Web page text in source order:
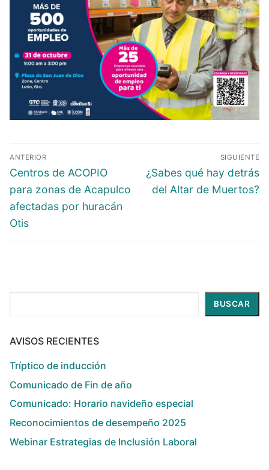
ANTERIOR
Centros de ACOPIO
para zonas de Acapulco
afectadas por huracán
Otis
SIGUIENTE
¿Sabes qué hay detrás
del Altar de Muertos?
BUSCAR
AVISOS RECIENTES
Tríptico de inducción
Comunicado de Fin de año
Comunicado: Horario navideño especial
Reconocimientos de desempeño 2025
Webinar Estrategias de Inclusión Laboral